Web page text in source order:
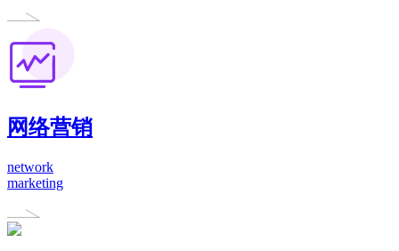
网络营销
network
marketing